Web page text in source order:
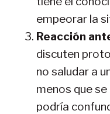
empeorar la
Reacción
discuten
no saludar a
menos que
podría